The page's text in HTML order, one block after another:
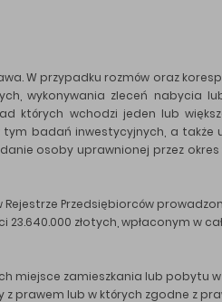
W przypadku rozmów oraz
wykonywania zleceń nabycia
których wchodzi jeden lub
badań inwestycyjnych, a także
osoby uprawnionej przez
Rejestrze Przedsiębiorców
złotych, wpłaconym w
miejsce zamieszkania lub pobytu
z prawem lub w których zgodne z